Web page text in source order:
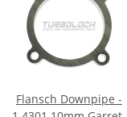
Flansch Downpipe -